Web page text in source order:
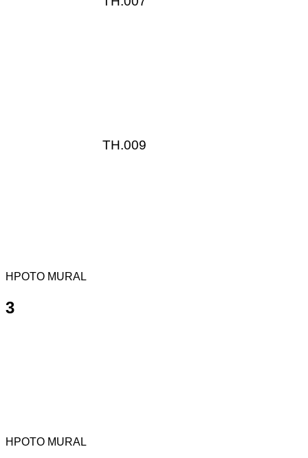
TH.009
HPOTO MURAL
3
HPOTO MURAL